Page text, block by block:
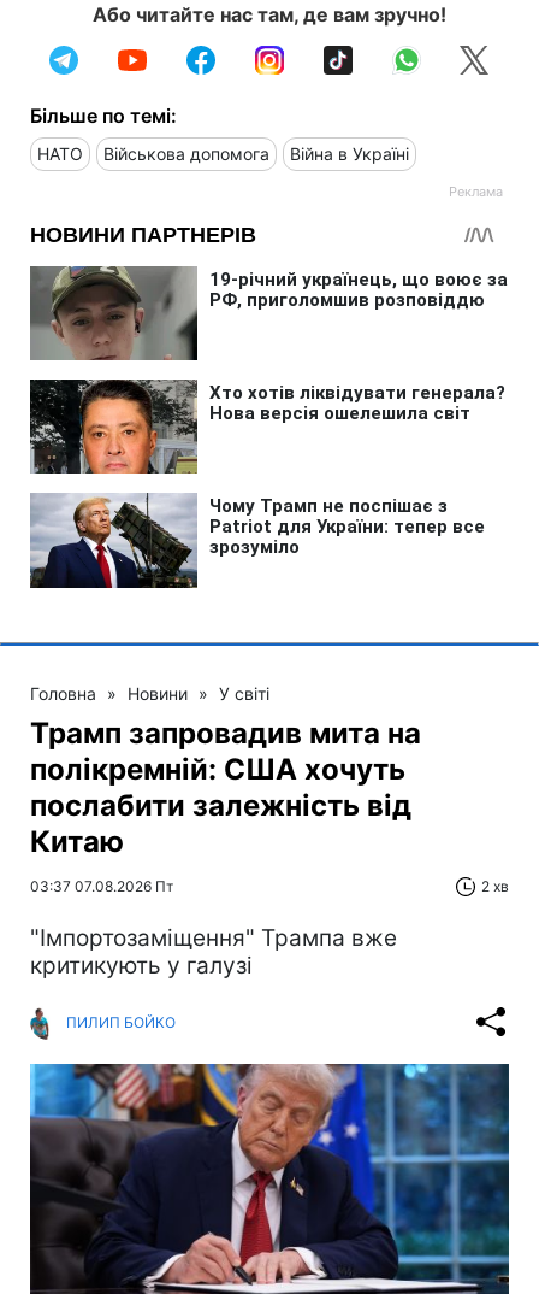
Або читайте нас там, де вам зручно!
Більше по темі:
НАТО Військова допомога Війна в Україні
Головна » Новини » У світі
Трамп запровадив мита на
полікремній: США хочуть
послабити залежність від
Китаю
03:37 07.08.2026 Пт 2 хв
"Імпортозаміщення" Трампа вже
критикують у галузі
ПИЛИП БОЙКО